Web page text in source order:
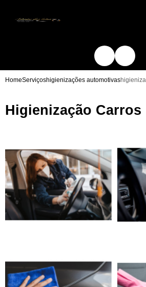
HomeServiçoshigienizações automotivas
Higienização Carros